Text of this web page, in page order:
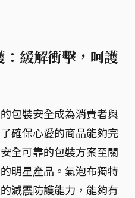
緩解衝擊，呵護
包裝安全成為消費者與
確保心愛的商品能夠完
全可靠的包裝方案至關
明星產品。氣泡布獨特
減震防護能力，能夠有